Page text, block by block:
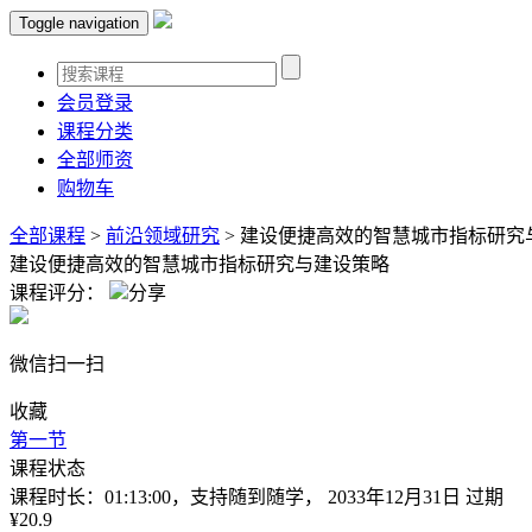
Toggle navigation
会员登录
课程分类
全部师资
购物车
全部课程 > 前沿领域研究 > 建设便捷高效的智慧城市指标研究
建设便捷高效的智慧城市指标研究与建设策略
课程评分：
分享
微信扫一扫
收藏
第一节
课程状态
课程时长：01:13:00，支持随到随学， 2033年12月31日 过期
¥20.9